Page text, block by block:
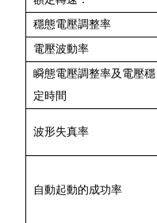
穩態電壓調整率
電壓波動率
瞬態電壓調整率及電壓穩
定時間
波形失真率
自動起動的成功率